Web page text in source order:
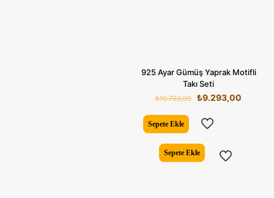
925 Ayar Gümüş Yaprak Motifli
Takı Seti
₺10.723,00
Orijinal
₺10.723,00.
₺9.293,00
Sepete Ekle
Sepete Ekle